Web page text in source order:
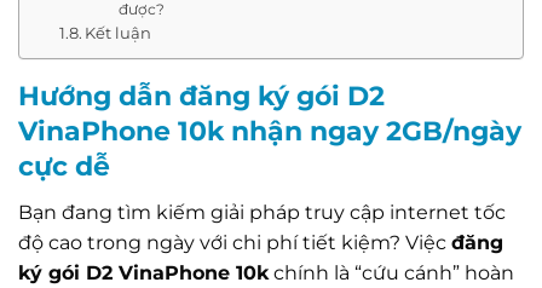
được?
Kết luận
Hướng dẫn đăng ký gói D2
VinaPhone 10k nhận ngay 2GB/ngày
cực dễ
Bạn đang tìm kiếm giải pháp truy cập internet tốc
độ cao trong ngày với chi phí tiết kiệm? Việc đăng
ký gói D2 VinaPhone 10kchính là “cứu cánh” hoàn